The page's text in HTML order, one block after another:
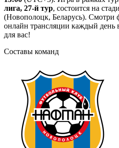
лига, 27-й тур, состоится на
(Новополоцк, Беларусь). Смотри
онлайн трансляции каждый день
для вас!
Составы команд